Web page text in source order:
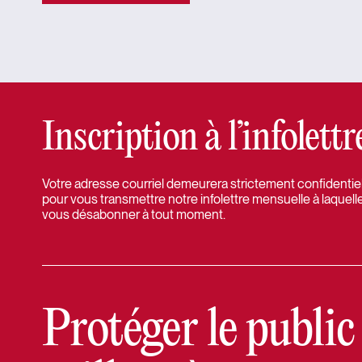
Inscription à
Votre adresse courriel demeurera strictement
pour vous transmettre notre infolettre mensuelle à
vous désabonner à tout moment.
Protéger le